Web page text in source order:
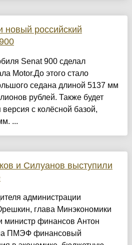
российский
Senat 900 сделал
Motor.До этого стало
седана длиной 5137 мм
рублей. Также будет
с колёсной базой,
...
и Силуанов выступили
администрации
глава Минэкономики
министр финансов Антон
ПМЭФ финансовый